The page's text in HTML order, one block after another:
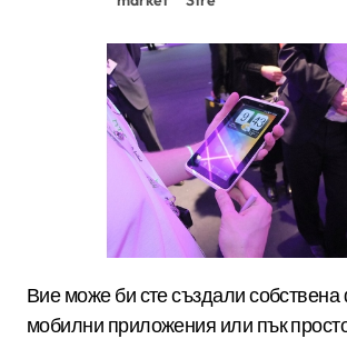
Вие може би сте създали собствена фирма за
мобилни приложения или пък